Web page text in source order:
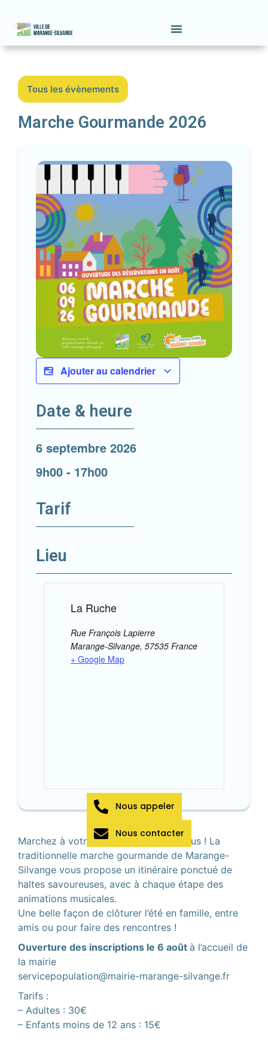
Tous les évènements
Marche Gourmande 2026
Ajouter au calendrier
Date & heure
6 septembre 2026
9h00 - 17h00
Tarif
Lieu
La Ruche
Rue François Lapierre
Marange-Silvange, 57535 France
+ Google Map
Marchez à votre rythme et régalez-vous ! La
traditionnelle marche gourmande de Marange-
Silvange vous propose un itinéraire ponctué de
haltes savoureuses, avec à chaque étape des
animations musicales.
Une belle façon de clôturer l’été en famille, entre
amis ou pour faire des rencontres !
Ouverture des inscriptions le 6 août à l’accueil de
la mairie
servicepopulation@mairie-marange-silvange.fr
Tarifs :
– Adultes : 30€
– Enfants moins de 12 ans : 15€
Nous appeler
Nous contacter